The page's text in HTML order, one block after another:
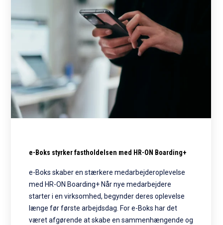
e-Boks styrker fastholdelsen med HR-ON Boarding+
e-Boks skaber en stærkere medarbejderoplevelse
med HR-ON Boarding+ Når nye medarbejdere
starter i en virksomhed, begynder deres oplevelse
længe før første arbejdsdag. For e-Boks har det
været afgørende at skabe en sammenhængende og